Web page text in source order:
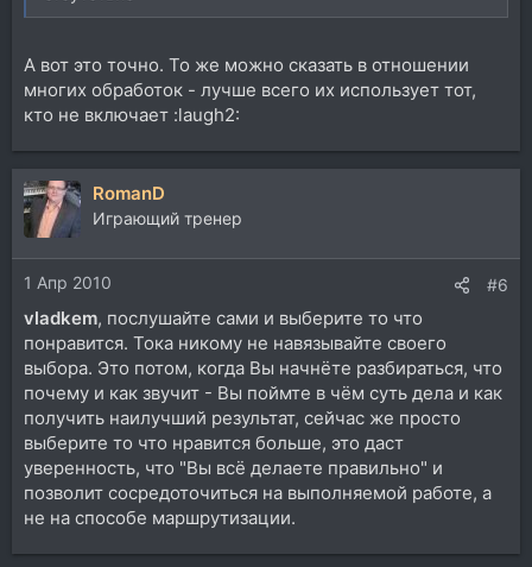
А вот это точно. То же можно сказать в отношении
многих обработок - лучше всего их использует тот,
кто не включает :laugh2:
RomanD
Играющий тренер
1 Апр 2010 #6
vladkem, послушайте сами и выберите то что
понравится. Тока никому не навязывайте своего
выбора. Это потом, когда Вы начнёте разбираться, что
почему и как звучит - Вы поймте в чём суть дела и как
получить наилучший результат, сейчас же просто
выберите то что нравится больше, это даст
уверенность, что "Вы всё делаете правильно" и
позволит сосредоточиться на выполняемой работе, а
не на способе маршрутизации.